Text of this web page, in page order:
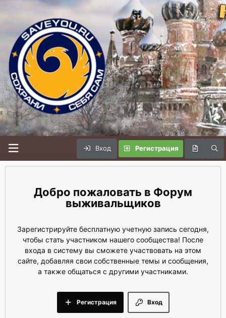
Вход Регистрация
Форум
выживальщиков
Зарегистрируйте бесплатную учетную запись сегодня,
чтобы стать участником нашего сообщества! После
входа в систему вы сможете участвовать на этом
сайте, добавляя свои собственные темы и сообщения,
а также общаться с другими участниками.
Вход
Регистрация